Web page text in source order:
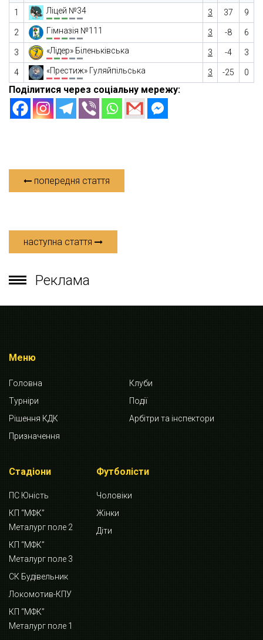
1 Ліцей №34 3 37 9
2 Гімназія №111 3 -8 6
3 «Лідер» Біленьківська 3 -4 3
4 «Престиж» Гуляйпільська 3 -25 0
Поділитися через соціальну мережу:
попередня стаття
наступна стаття
Реклама
Меню
Головна
Клуби
Турніри
Події
Рішення КДК
Арбітри та інспектори
Призначення
Стадіони
ПС Юність
КП “МФК”
Металург поле 2
КП “МФК”
Металург поле 3
СК Будівельник
Локомотив-КПУ
КП “МФК”
Металург поле 1
Футболісти
Чоловіки
Жінки
Діти